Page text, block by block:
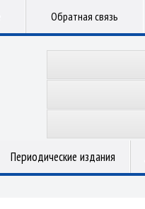
Обратная связь
Периодические издания